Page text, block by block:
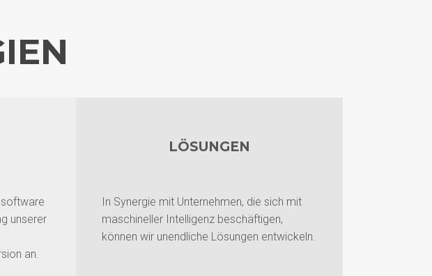
unserer
an.
LÖSUNGEN
In Synergie mit Unternehmen, die sich mit
maschineller Intelligenz beschäftigen,
können wir unendliche Lösungen entwickeln.